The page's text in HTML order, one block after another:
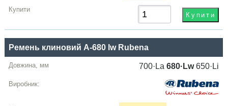
Ремень клиновий A-680 lw Rubena
700·La680·Lw650·Li